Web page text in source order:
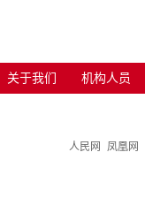
关于我们 机构人员
人民网 凤凰网